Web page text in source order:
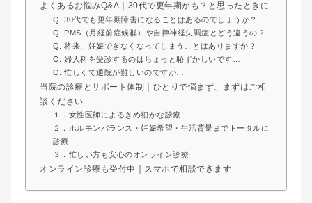
よくあるお悩みQ&A｜30代で更年期かも？と思ったときに
Q. 30代でも更年期障害になることはあるのでしょうか？
Q. PMS（月経前症候群）や自律神経失調症とどう違うの？
Q. 将来、妊娠できなくなってしまうことはありますか？
Q. 婦人科を受診するのはちょっと恥ずかしいです…
Q. 忙しくて通院が難しいのですが…
当院の診療とサポート体制｜ひとりで悩まず、まずはご相
談ください
１．女性医師によるきめ細かな診療
２．ホルモンバランス・妊娠希望・生活背景までトータルに
診療
３．忙しい方も安心のオンライン診療
オンライン診療も受付中｜スマホで相談できます